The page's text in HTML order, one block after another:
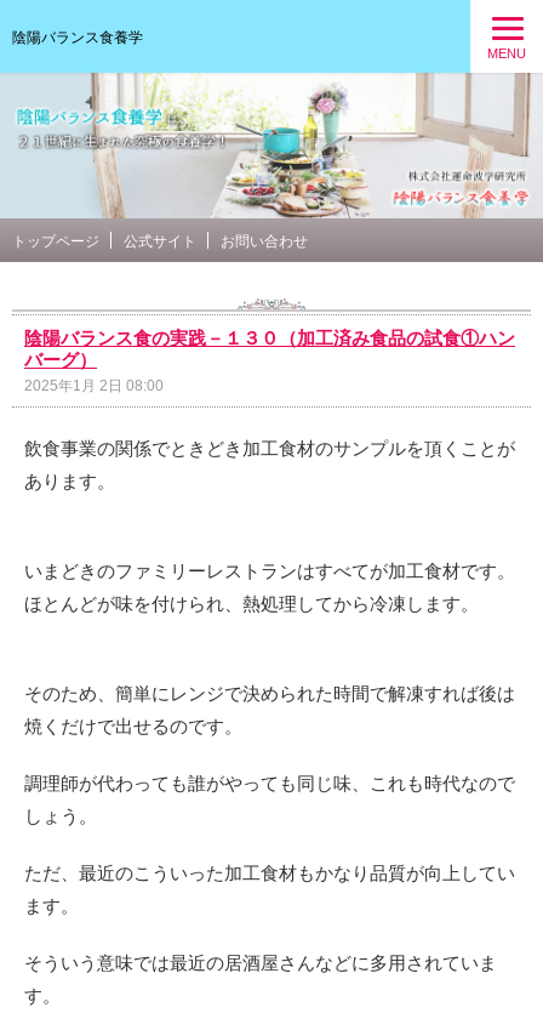
陰陽バランス食養学
MENU
トップページ 公式サイト お問い合わせ
陰陽バランス食の実践－１３０（加工済み食品の試食①ハン
バーグ）
2025年1月 2日 08:00
飲食事業の関係でときどき加工食材のサンプルを頂くことが
あります。
いまどきのファミリーレストランはすべてが加工食材です。
ほとんどが味を付けられ、熱処理してから冷凍します。
そのため、簡単にレンジで決められた時間で解凍すれば後は
焼くだけで出せるのです。
調理師が代わっても誰がやっても同じ味、これも時代なので
しょう。
ただ、最近のこういった加工食材もかなり品質が向上してい
ます。
そういう意味では最近の居酒屋さんなどに多用されていま
す。